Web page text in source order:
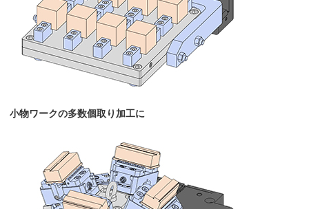
小物ワークの多数個取り加工に